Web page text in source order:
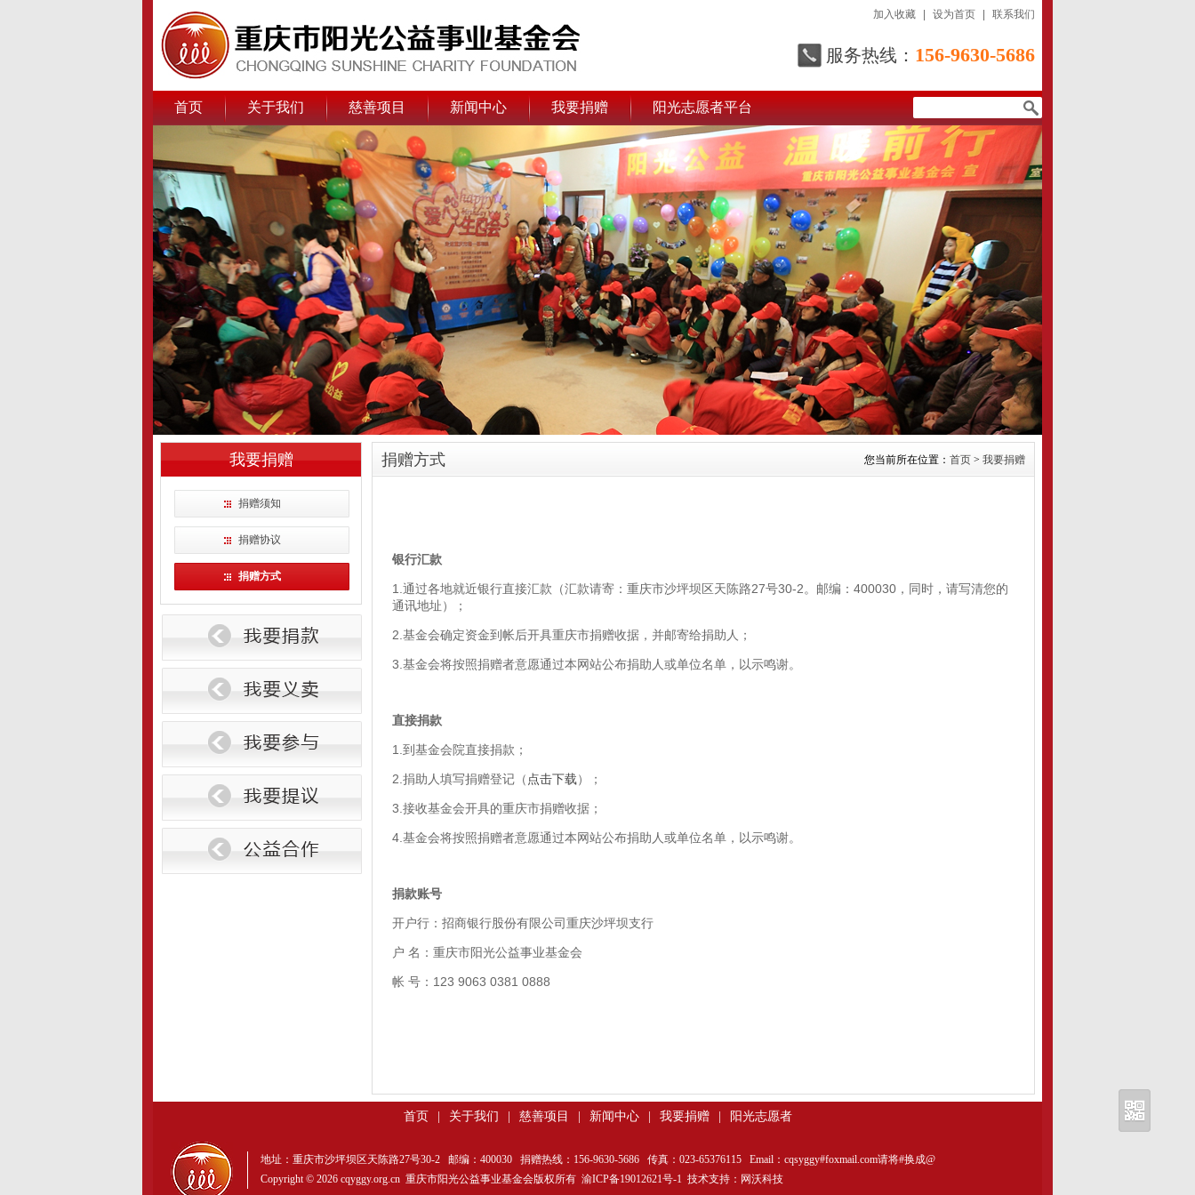
加入收藏 设为首页 联系我们
服务热线： 156-9630-5686
首页 关于我们 慈善项目 新闻中心 我要捐赠 阳光志愿者平台
我要捐赠
捐赠须知
捐赠协议
捐赠方式
捐赠方式 您当前所在位置： 首页 > 我要捐赠
银行汇款
1.通过各地就近银行直接汇款（汇款请寄：重庆市沙坪坝区天陈路27号30-2。邮编：400030，同时，请写清您的
通讯地址）；
2.基金会确定资金到帐后开具重庆市捐赠收据，并邮寄给捐助人；
3.基金会将按照捐赠者意愿通过本网站公布捐助人或单位名单，以示鸣谢。
直接捐款
1.到基金会院直接捐款；
2.捐助人填写捐赠登记（ 点击下载）；
3.接收基金会开具的重庆市捐赠收据；
4.基金会将按照捐赠者意愿通过本网站公布捐助人或单位名单，以示鸣谢。
捐款账号
开户行：招商银行股份有限公司重庆沙坪坝支行
户 名：重庆市阳光公益事业基金会
帐 号：123 9063 0381 0888
首页 关于我们 慈善项目 新闻中心 我要捐赠 阳光志愿者
地址：重庆市沙坪坝区天陈路27号30-2 邮编：400030 捐赠热线：156-9630-5686 传真：023-65376115 Email：cqsyggy#foxmail.com请将#换成@
Copyright © 2026 cqyggy.org.cn 重庆市阳光公益事业基金会版权所有 渝ICP备19012621号-1 技术支持： 网沃科技